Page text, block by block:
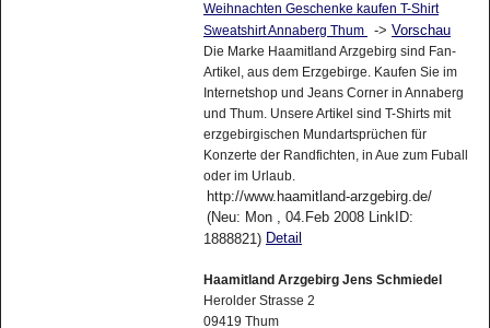
Weihnachten Geschenke kaufen T-Shirt
Sweatshirt Annaberg Thum
-> Vorschau
Die Marke Haamitland Arzgebirg sind Fan-
Artikel, aus dem Erzgebirge. Kaufen Sie im
Internetshop und Jeans Corner in Annaberg
und Thum. Unsere Artikel sind T-Shirts mit
erzgebirgischen Mundartsprüchen für
Konzerte der Randfichten, in Aue zum Fuball
oder im Urlaub.
http://www.haamitland-arzgebirg.de/
(Neu: Mon , 04.Feb 2008 LinkID:
1888821) Detail
Haamitland Arzgebirg Jens Schmiedel
Herolder Strasse 2
09419 Thum